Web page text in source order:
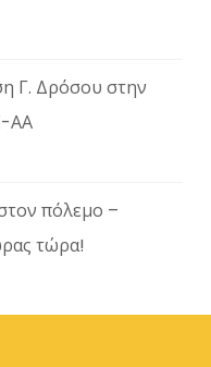
Γ. Δρόσου στην
ΑΑ
πόλεμο –
τώρα!